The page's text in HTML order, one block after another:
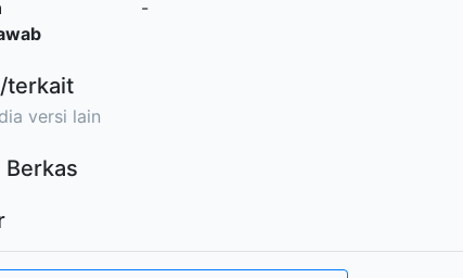
-
terkait
versi lain
Berkas